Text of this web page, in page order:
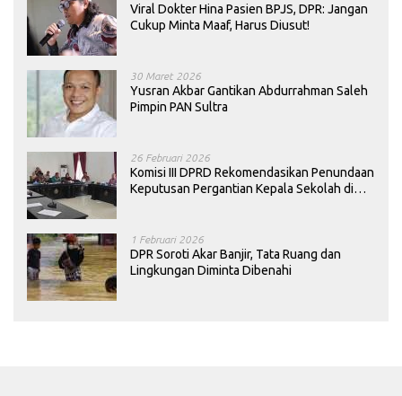
Viral Dokter Hina Pasien BPJS, DPR: Jangan
Cukup Minta Maaf, Harus Diusut!
30 Maret 2026
Yusran Akbar Gantikan Abdurrahman Saleh
Pimpin PAN Sultra
26 Februari 2026
Komisi III DPRD Rekomendasikan Penundaan
Keputusan Pergantian Kepala Sekolah di
1 Februari 2026
DPR Soroti Akar Banjir, Tata Ruang dan
Lingkungan Diminta Dibenahi